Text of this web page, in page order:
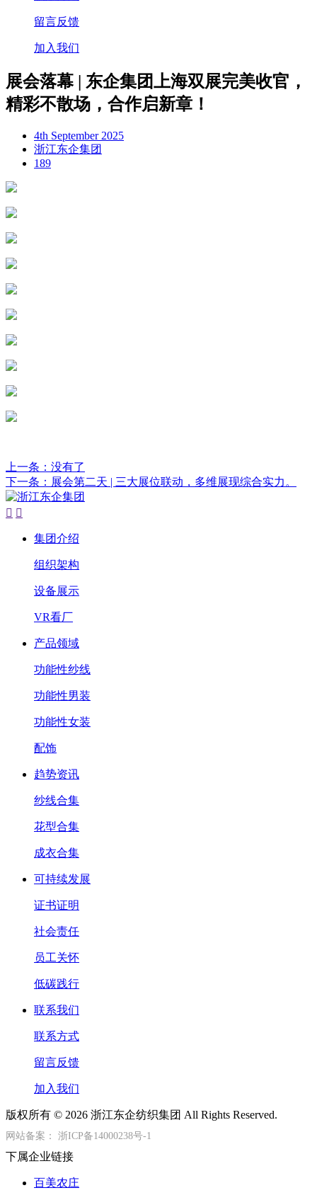
留言反馈
加入我们
展会落幕 | 东企集团上海双展完美收官，
精彩不散场，合作启新章！
4th September 2025
浙江东企集团
189
上一条：没有了
下一条：展会第二天 | 三大展位联动，多维展现综合实力。
 
集团介绍
组织架构
设备展示
VR看厂
产品领域
功能性纱线
功能性男装
功能性女装
配饰
趋势资讯
纱线合集
花型合集
成衣合集
可持续发展
证书证明
社会责任
员工关怀
低碳践行
联系我们
联系方式
留言反馈
加入我们
版权所有 © 2026 浙江东企纺织集团 All Rights Reserved.
网站备案： 浙ICP备14000238号-1
下属企业链接
百美农庄